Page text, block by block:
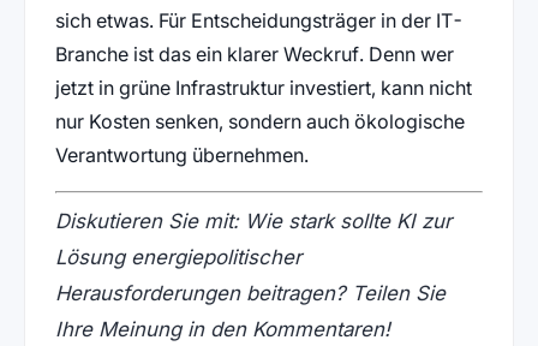
sich etwas. Für Entscheidungsträger in der IT-
Branche ist das ein klarer Weckruf. Denn wer
jetzt in grüne Infrastruktur investiert, kann nicht
nur Kosten senken, sondern auch ökologische
Verantwortung übernehmen.
Diskutieren Sie mit: Wie stark sollte KI zur
Lösung energiepolitischer
Herausforderungen beitragen? Teilen Sie
Ihre Meinung in den Kommentaren!